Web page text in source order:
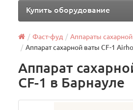
Купить оборудование
Фаст-фуд Аппараты
Аппарат сахарной ваты CF-1
Аппарат
CF-1 в Барнауле